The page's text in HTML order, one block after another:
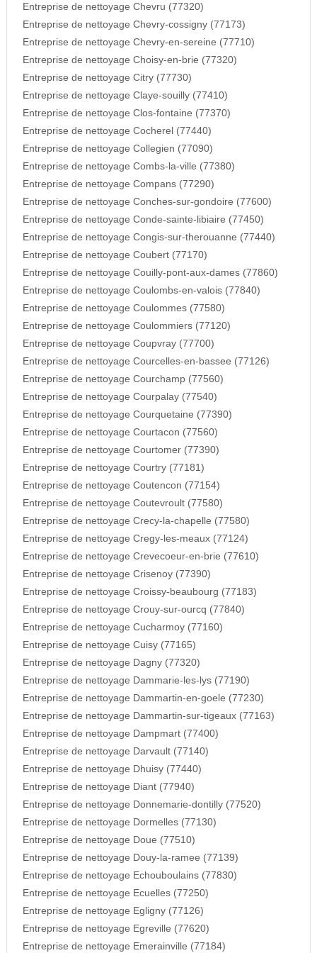
Entreprise de nettoyage Chevru (77320)
Entreprise de nettoyage Chevry-cossigny (77173)
Entreprise de nettoyage Chevry-en-sereine (77710)
Entreprise de nettoyage Choisy-en-brie (77320)
Entreprise de nettoyage Citry (77730)
Entreprise de nettoyage Claye-souilly (77410)
Entreprise de nettoyage Clos-fontaine (77370)
Entreprise de nettoyage Cocherel (77440)
Entreprise de nettoyage Collegien (77090)
Entreprise de nettoyage Combs-la-ville (77380)
Entreprise de nettoyage Compans (77290)
Entreprise de nettoyage Conches-sur-gondoire (77600)
Entreprise de nettoyage Conde-sainte-libiaire (77450)
Entreprise de nettoyage Congis-sur-therouanne (77440)
Entreprise de nettoyage Coubert (77170)
Entreprise de nettoyage Couilly-pont-aux-dames (77860)
Entreprise de nettoyage Coulombs-en-valois (77840)
Entreprise de nettoyage Coulommes (77580)
Entreprise de nettoyage Coulommiers (77120)
Entreprise de nettoyage Coupvray (77700)
Entreprise de nettoyage Courcelles-en-bassee (77126)
Entreprise de nettoyage Courchamp (77560)
Entreprise de nettoyage Courpalay (77540)
Entreprise de nettoyage Courquetaine (77390)
Entreprise de nettoyage Courtacon (77560)
Entreprise de nettoyage Courtomer (77390)
Entreprise de nettoyage Courtry (77181)
Entreprise de nettoyage Coutencon (77154)
Entreprise de nettoyage Coutevroult (77580)
Entreprise de nettoyage Crecy-la-chapelle (77580)
Entreprise de nettoyage Cregy-les-meaux (77124)
Entreprise de nettoyage Crevecoeur-en-brie (77610)
Entreprise de nettoyage Crisenoy (77390)
Entreprise de nettoyage Croissy-beaubourg (77183)
Entreprise de nettoyage Crouy-sur-ourcq (77840)
Entreprise de nettoyage Cucharmoy (77160)
Entreprise de nettoyage Cuisy (77165)
Entreprise de nettoyage Dagny (77320)
Entreprise de nettoyage Dammarie-les-lys (77190)
Entreprise de nettoyage Dammartin-en-goele (77230)
Entreprise de nettoyage Dammartin-sur-tigeaux (77163)
Entreprise de nettoyage Dampmart (77400)
Entreprise de nettoyage Darvault (77140)
Entreprise de nettoyage Dhuisy (77440)
Entreprise de nettoyage Diant (77940)
Entreprise de nettoyage Donnemarie-dontilly (77520)
Entreprise de nettoyage Dormelles (77130)
Entreprise de nettoyage Doue (77510)
Entreprise de nettoyage Douy-la-ramee (77139)
Entreprise de nettoyage Echouboulains (77830)
Entreprise de nettoyage Ecuelles (77250)
Entreprise de nettoyage Egligny (77126)
Entreprise de nettoyage Egreville (77620)
Entreprise de nettoyage Emerainville (77184)